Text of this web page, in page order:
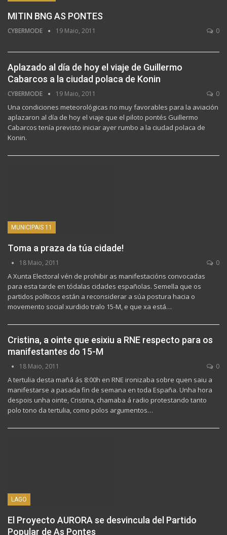
MITIN BNG AS PONTES
CYBERMODE 19 Maio, 2011 0
Aplazado al día de hoy el viaje de Guillermo
Cabarcos a la ciudad polaca de Konin
CYBERMODE 19 Maio, 2011 0
Una condiciones meteorológicas no muy favorables para la aviación
aplazaron al día de hoy el viaje que el piloto pontés Guillermo
Cabarcos tenía previsto iniciar ayer rumbo a la ciudad polaca de
Konin.
MUNICIPAIS 11
Toma a praza da túa cidade!
18 Maio, 2011 0
A Xunta Electoral vén de prohibir as manifestacións convocadas
para esta tarde en tódalas cidades españolas. Semella que os
partidos políticos están a reconsiderar a súa postura hacia o
movemento social xurdido tralo 15-M, e que xa está…
Cristina, a ointe que esixiu a RNE respecto para os
manifestantes do 15-M
18 Maio, 2011 0
A tertulia desta mañá ás 8:00h en RNE ironizaba sobre quen saiu a
manifestarse a pasada fin de semana en toda España. Unha hora
despois unha ointe, Cristina, chamaba á radio protestando tanto
polo tono da tertulia, como polos argumentos…
LAGO
El Proyecto AURORA se desvincula del Partido
Popular de As Pontes